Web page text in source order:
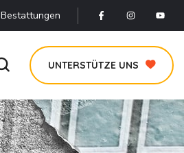
Bestattungen
UNTERSTÜTZE UNS